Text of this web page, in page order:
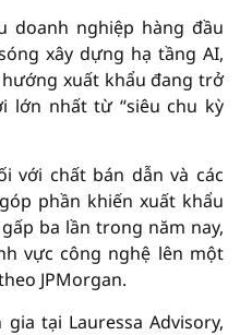
doanh nghiệp hàng đầu
xây dựng hạ tầng AI,
xuất khẩu đang trở
lớn nhất từ “siêu chu kỳ
với chất bán dẫn và các
phần khiến xuất khẩu
ba lần trong năm nay,
vực công nghệ lên một
JPMorgan.
tại Lauressa Advisory,